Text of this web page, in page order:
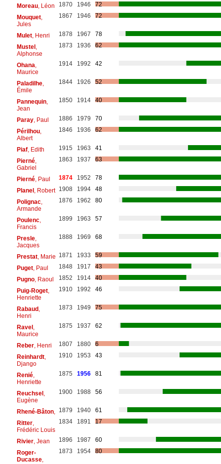
Moreau, Léon 1870 1946
72
Mouquet,
Jules
1867 1946 72
Mulet, Henri 1878 1967
78
Mustel,
Alphonse
1873 1936 62
Ohana
Maurice
1914 1992 42
Paladilhe,
Émile
1844 1926 52
Pannequin,
Jean
1850 1914 40
Paray, Paul 1886 1979
70
Périlhou,
Albert
1846 1936 62
Piaf, Edith 1915 1963
41
Pierné,
Gabriel
1863 1937 63
Pierné, Paul 1874 1952
78
Planel, Robert 1908 1994
48
Polignac,
Armande
1876 1962 80
Poulenc,
Francis
1899 1963 57
Presle,
Jacques
1888 1969 68
Prestat, Marie 1871 1933
59
Puget, Paul 1848 1917
43
Pugno, Raoul 1852 1914
40
Puig-Roget,
Henriette
1910 1992 46
Rabaud,
Henri
1873 1949 75
Ravel,
Maurice
1875 1937 62
Reber, Henri 1807 1880
6
Reinhardt,
Django
1910 1953 43
Renié,
Henriette
1875 1956 81
Reuchsel,
Eugène
1900 1988 56
Rhené-Bâton, 1879 1940
61
Ritter,
Frédéric Louis
1834 1891 17
Rivier, Jean 1896 1987
60
Roger-
Ducasse,
1873 1954 80